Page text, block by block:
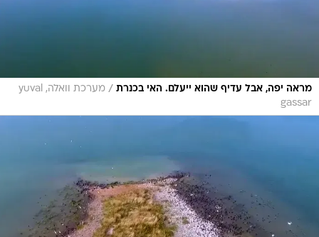
מראה יפה, אבל עדיף שהוא ייעלם. האי בכנרת /
מערכת וואלה, yuval
gassar